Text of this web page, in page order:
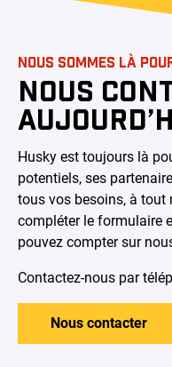
NOUS SOMMES LÀ
NOUS
Husky est toujours là
potentiels, ses
tous vos besoins, à
compléter le formulaire
pouvez compter sur
Contactez-nous par
Nous contacter